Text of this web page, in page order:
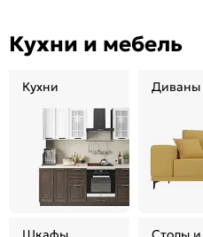
Кухни и мебель
Кухни Диваны